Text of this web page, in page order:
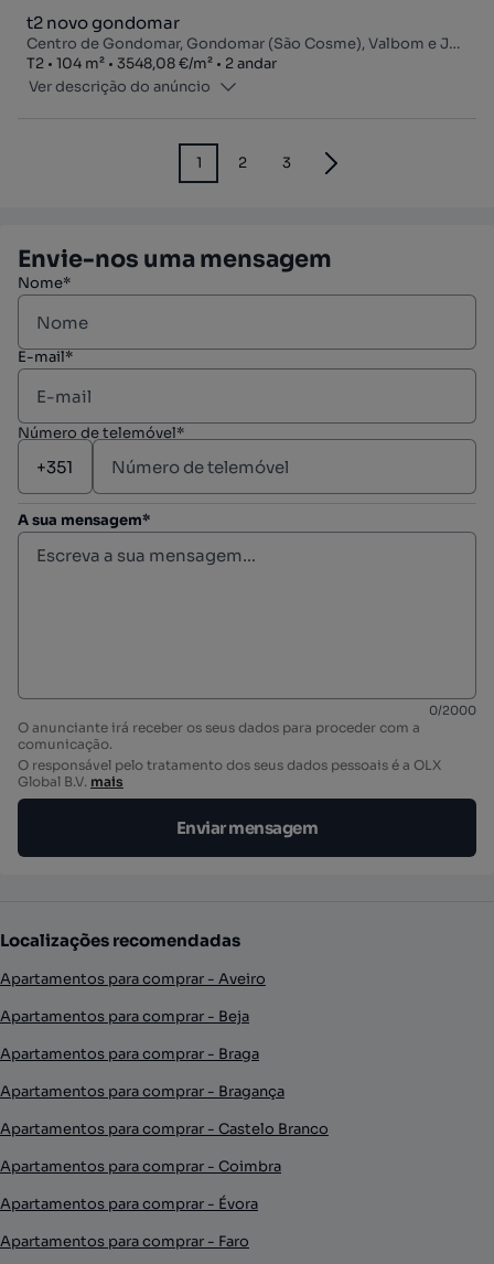
t2 novo gondomar
Centro de Gondomar, Gondomar (São Cosme), Valbom e Jovim, Gondomar, Porto
Tipologia
T2
Zona104 m²
Preço por metro quadrado
3548,08 €/m²
Andar
2 andar
Ver descrição do anúncio
1 2 3
Envie-nos uma mensagem
Nome*
E-mail*
Número de telemóvel*
A sua mensagem*
0/2000
O anunciante irá receber os seus dados para proceder com a
comunicação.
O responsável pelo tratamento dos seus dados pessoais é a OLX
Global B.V. mais
Enviar mensagem
Localizações recomendadas
Apartamentos para comprar - Aveiro
Apartamentos para comprar - Beja
Apartamentos para comprar - Braga
Apartamentos para comprar - Bragança
Apartamentos para comprar - Castelo Branco
Apartamentos para comprar - Coimbra
Apartamentos para comprar - Évora
Apartamentos para comprar - Faro